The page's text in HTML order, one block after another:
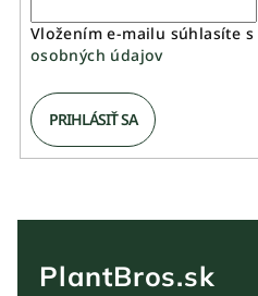
Vložením e-mailu súhlasíte s
osobných údajov
PRIHLÁSIŤ SA
PlantBros.sk